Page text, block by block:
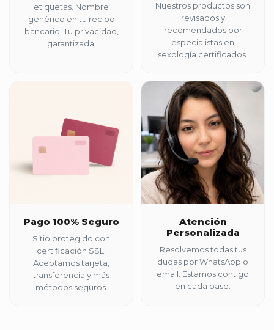
etiquetas. Nombre
genérico en tu recibo
bancario. Tu privacidad,
garantizada.
Nuestros productos son
revisados y
recomendados por
especialistas en
sexología certificados.
Pago 100% Seguro
Sitio protegido con
certificación SSL.
Aceptamos tarjeta,
transferencia y más
métodos seguros.
Atención
Personalizada
Resolvemos todas tus
dudas por WhatsApp o
email. Estamos contigo
en cada paso.